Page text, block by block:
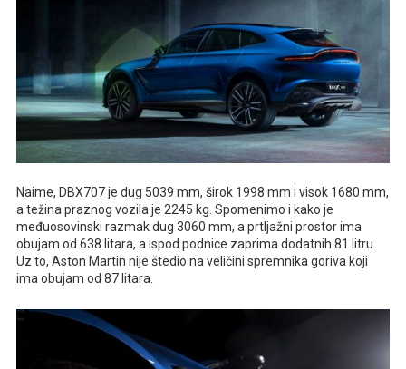
Naime, DBX707 je dug 5039 mm, širok 1998 mm i visok 1680 mm,
a težina praznog vozila je 2245 kg. Spomenimo i kako je
međuosovinski razmak dug 3060 mm, a prtljažni prostor ima
obujam od 638 litara, a ispod podnice zaprima dodatnih 81 litru.
Uz to, Aston Martin nije štedio na veličini spremnika goriva koji
ima obujam od 87 litara.